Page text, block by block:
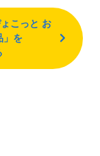
こっと お
」を